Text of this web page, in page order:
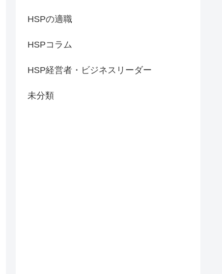
HSPの適職
HSPコラム
HSP経営者・ビジネスリーダー
未分類